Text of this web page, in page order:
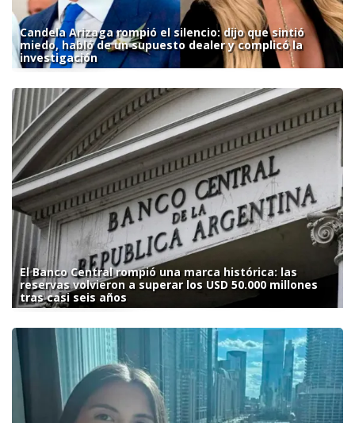
Candela Arizaga rompió el silencio: dijo que sintió
miedo, habló de un supuesto dealer y complicó la
investigación
El Banco Central rompió una marca histórica: las
reservas volvieron a superar los USD 50.000 millones
tras casi seis años